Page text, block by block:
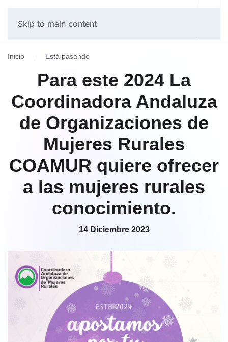
Skip to main content
Inicio Está pasando
Para este 2024 La
Coordinadora Andaluza
de Organizaciones de
Mujeres Rurales
COAMUR quiere ofrecer
a las mujeres rurales
conocimiento.
14 Diciembre 2023